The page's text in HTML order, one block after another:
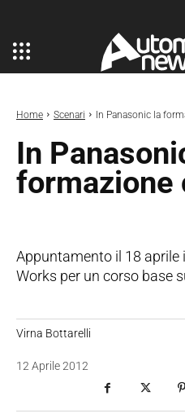
Home Scenari In Panasonic la
In
formazione
Appuntamento il 18 aprile
Works per un corso base
Virna Bottarelli
12 Aprile 2012